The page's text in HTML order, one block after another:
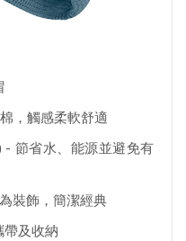
，觸感柔軟舒適
- 節省水、能源並避免有
裝飾，簡潔經典
帶及收納